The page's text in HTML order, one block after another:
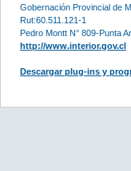
Gobernación Provincial de
Rut:60.511.121-1
Pedro Montt N° 809-Punta
http://www.interior.gov.cl
Descargar plug-ins y